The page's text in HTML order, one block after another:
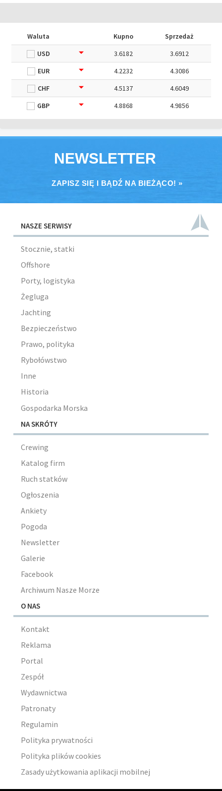
Waluta Kupno
Sprzedaż
USD
3.6182
3.6912
EUR
4.2232
4.3086
CHF
4.5137
4.6049
GBP
4.8868 4.9856
NEWSLETTER
ZAPISZ SIĘ I BĄDŹ NA BIEŻĄCO! »
NASZE SERWISY
Stocznie, statki
Offshore
Porty, logistyka
Żegluga
Jachting
Bezpieczeństwo
Prawo, polityka
Rybołówstwo
Inne
Historia
Gospodarka Morska
NA SKRÓTY
Crewing
Katalog firm
Ruch statków
Ogłoszenia
Ankiety
Pogoda
Newsletter
Galerie
Facebook
Archiwum Nasze Morze
O NAS
Kontakt
Reklama
Portal
Zespół
Wydawnictwa
Patronaty
Regulamin
Polityka prywatności
Polityka plików cookies
Zasady użytkowania aplikacji mobilnej